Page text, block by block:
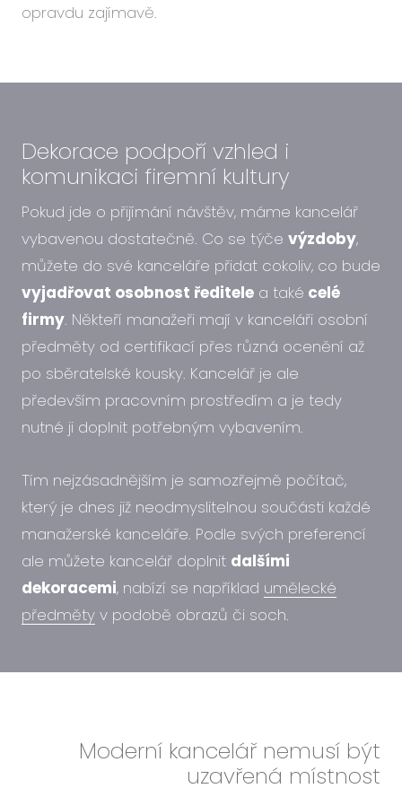
opravdu zajímavě.
Dekorace podpoří vzhled i
komunikaci firemní kultury
Pokud jde o přijímání návštěv, máme kancelář
vybavenou dostatečně. Co se týče výzdoby,
můžete do své kanceláře přidat cokoliv, co bude
vyjadřovat osobnost ředitele a také celé
firmy. Někteří manažeři mají v kanceláři osobní
předměty od certifikací přes různá ocenění až
po sběratelské kousky. Kancelář je ale
především pracovním prostředím a je tedy
nutné ji doplnit potřebným vybavením.
Tím nejzásadnějším je samozřejmě počítač,
který je dnes již neodmyslitelnou součásti každé
manažerské kanceláře. Podle svých preferencí
ale můžete kancelář doplnit dalšími
dekoracemi, nabízí se například umělecké
předměty v podobě obrazů či soch.
Moderní kancelář nemusí být
uzavřená místnost